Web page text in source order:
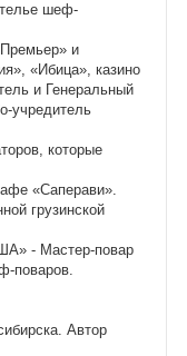
шеф-
и
«Ибица», казино
и Генеральный
учредитель
которые
«Саперави».
грузинской
- Мастер-повар
поваров.
Автор